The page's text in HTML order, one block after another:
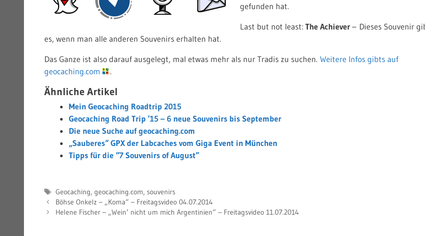
gefunden hat.
Last but not least: The Achiever – Dieses Souvenir
es, wenn man alle anderen Souvenirs erhalten hat.
Das Ganze ist also darauf ausgelegt, mal etwas mehr als nur Tradis zu suchen. Weitere Infos gibts auf
geocaching.com
.
Ähnliche Artikel
Mein Geocaching Roadtrip 2015
Geocaching Road Trip ’15 – 6 neue Souvenirs bis September
Die neue Suche auf geocaching.com
„Sauberes“ GPX der Labcaches vom Giga Event in München
Tipps für die “7 Souvenirs of August”
Schlagwörter
Geocaching, geocaching.com, souvenirs
Böhse Onkelz – „Koma“ – Freitagsvideo 04.07.2014
Helene Fischer – „Wein‘ nicht um mich Argentinien“ – Freitagsvideo 11.07.2014